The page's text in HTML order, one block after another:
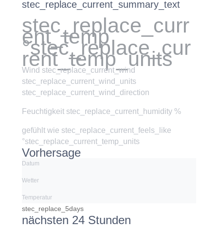
stec_replace_current_summary_text
stec_replace_curr
ent_temp
°stec_replace_cur
rent_temp_units
Wind stec_replace_current_wind
stec_replace_current_wind_units
stec_replace_current_wind_direction
Feuchtigkeit stec_replace_current_humidity %
gefühlt wie stec_replace_current_feels_like
°stec_replace_current_temp_units
Vorhersage
Datum
Wetter
Temperatur
stec_replace_5days
nächsten 24 Stunden